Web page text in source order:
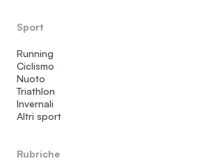
Sport
Running
Ciclismo
Nuoto
Triathlon
Invernali
Altri sport
Rubriche